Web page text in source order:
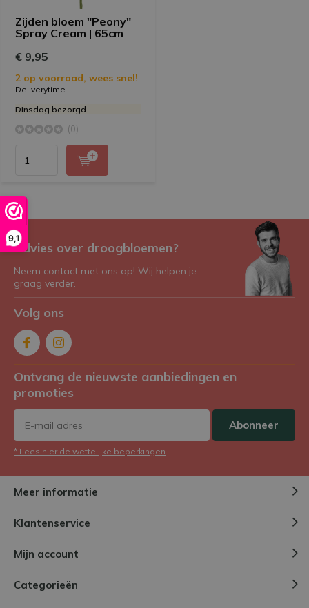
9,1
Zijden bloem "Peony"
Spray Cream | 65cm
€ 9,95
2 op voorraad, wees snel!
Deliverytime
Dinsdag bezorgd
(0)
Advies over droogbloemen?
Neem contact met ons op! Wij helpen je
graag verder.
Volg ons
Ontvang de nieuwste aanbiedingen en
promoties
Abonneer
* Lees hier de wettelijke beperkingen
Meer informatie
Klantenservice
Mijn account
Categorieën